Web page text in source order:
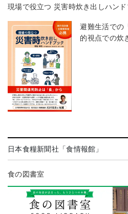
現場で役立つ 災害時炊き出しハンド
避難生活での
的視点での炊
日本食糧新聞社「食情報館」
食の図書室